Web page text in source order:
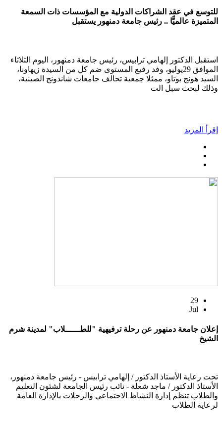
للتوسع في عقد الشراكات الدولية مع المؤسسات ذات السمعة
المتميزة عالميًّا .. رئيس جامعة دمنهور يستقبل
استقبل الدكتور إلهامي ترابيس، رئيس جامعة دمنهور، اليوم الثلاثاء
الموافق 29يوليو، وفد رفيع المستوى ضم كل من السيدة زيهاونا،
السيد هونج بوتاو، ممثلا جمعية تحالف جامعات شاندونج الصينية،
وذلك لبحث سبل الت
إقرأ المزيد
29
Jul
إعلان جامعة دمنهور عن رحلة ترفيهية "للطــــــلاب" لمدينة شرم
الشيخ
تحت رعاية الأستاذ الدكتور / إلهامي ترابيس - رئيس جامعة دمنهور،
الأستاذ الدكتور / ماجد شعلة - نائب رئيس الجامعة لشئون التعليم
والطلاب تنظم إدارة النشاط الاجتماعي والرحلات بالإدارة العامة
لرعاية الطلاب